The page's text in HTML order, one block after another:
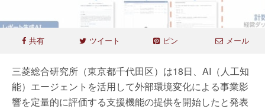
共有 ツイート ピン メール
三菱総合研究所（東京都千代田区）は18日、AI（人工知
能）エージェントを活用して外部環境変化による事業影
響を定量的に評価する支援機能の提供を開始したと発表